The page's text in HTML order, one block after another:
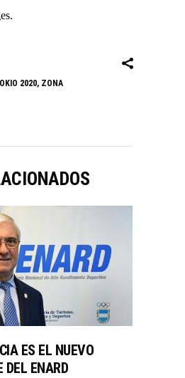
2020, ZONA
ES EL NUEVO
DEL ENARD